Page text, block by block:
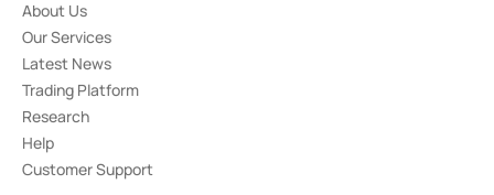
About Us
Our Services
Latest News
Trading Platform
Research
Help
Customer Support